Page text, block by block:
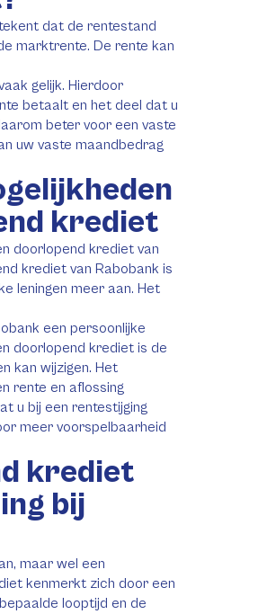
dat de rentestand
marktrente. De rente kan
gelijk. Hierdoor
betaalt en het deel dat u
beter voor een vaste
uw vaste maandbedrag
krediet
doorlopend krediet van
krediet van Rabobank is
leningen meer aan. Het
een persoonlijke
doorlopend krediet is de
kan wijzigen. Het
rente en aflossing
u bij een rentestijging
meer voorspelbaarheid
krediet
bij
maar wel een
kenmerkt zich door een
looptijd en de